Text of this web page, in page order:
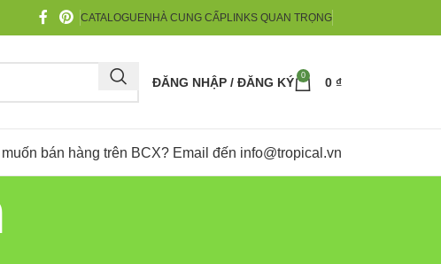
CATALOGUENHÀ CUNG CẤPLINKS QUAN TRỌNG
ĐĂNG NHẬP / ĐĂNG KÝ 0 0 ₫
muốn bán hàng trên BCX? Email đến info@tropical.vn